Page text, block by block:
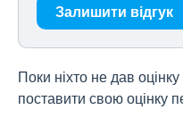
Залишити відгук
Поки ніхто не дав
поставити свою оцінку